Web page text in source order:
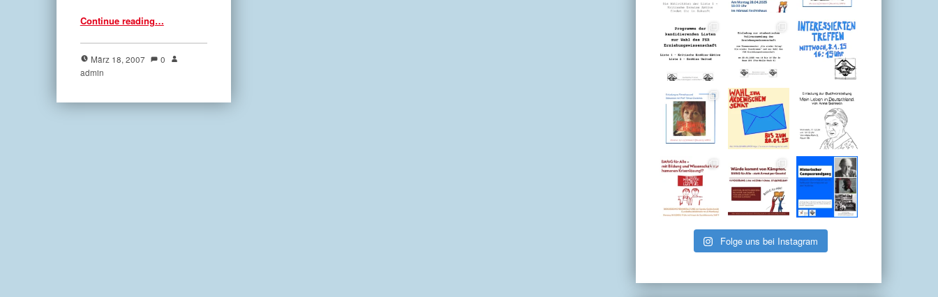
Continue reading“Pressespiegel – Abendblatt – 16.03.07 – Stine-News + Eckart Krause”
…
März 18, 2007
0
admin
Folge uns bei Instagram